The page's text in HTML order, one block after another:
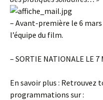
– Avant-première le 6
l’équipe du film.
– SORTIE NATIONALE LE 7
En savoir plus :
programmations sur :